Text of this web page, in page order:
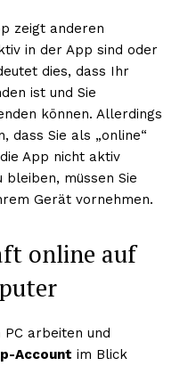
zeigt anderen
in der App sind oder
dies, dass Ihr
ist und Sie
können. Allerdings
dass Sie als „online“
App nicht aktiv
müssen Sie
Gerät vornehmen.
online auf
arbeiten und
Account im Blick